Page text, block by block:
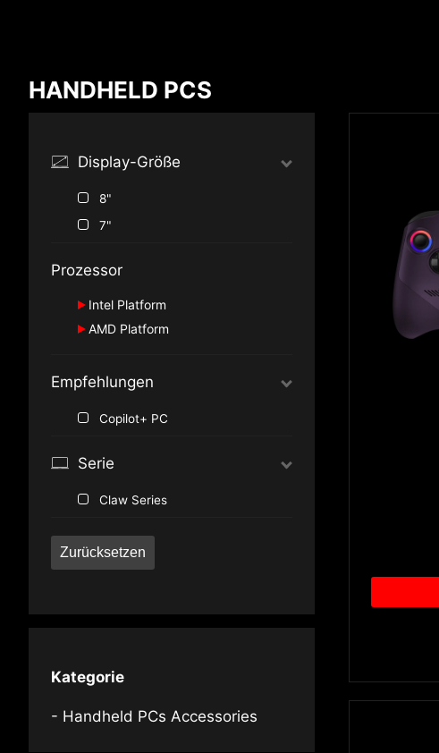
HANDHELD PCS
Display-Größe
8"
7"
Prozessor
Intel Platform
Intel®Core™ Ultra (Series 2)
Intel® Core™ Ultra (Series 1)
AMD Platform
Empfehlungen
Copilot+ PC
Serie
Claw Series
Zurücksetzen
Kategorie
Handheld PCs Accessories
Ergebnis vergleichen